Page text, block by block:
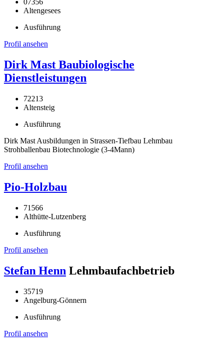
07356
Altengesees
Ausführung
Profil ansehen
Dirk Mast Baubiologische
Dienstleistungen
72213
Altensteig
Ausführung
Dirk Mast Ausbildungen in Strassen-Tiefbau Lehmbau
Strohballenbau Biotechnologie (3-4Mann)
Profil ansehen
Pio-Holzbau
71566
Althütte-Lutzenberg
Ausführung
Profil ansehen
Stefan Henn Lehmbaufachbetrieb
35719
Angelburg-Gönnern
Ausführung
Profil ansehen